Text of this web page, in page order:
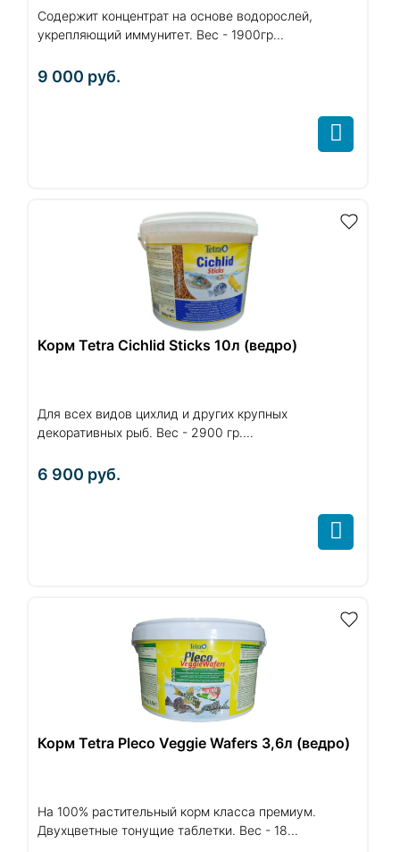
Содержит концентрат на основе водорослей,
укрепляющий иммунитет. Вес - 1900гр...
9 000 руб.
Корм Tetra Cichlid Sticks 10л (ведро)
Для всех видов цихлид и других крупных
декоративных рыб. Вес - 2900 гр....
6 900 руб.
Корм Tetra Pleco Veggie Wafers 3,6л (ведро)
На 100% растительный корм класса премиум.
Двухцветные тонущие таблетки. Вес - 18...